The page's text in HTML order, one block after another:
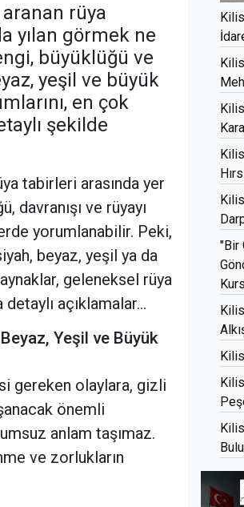
rüya
yılan görmek ne
büyüklüğü ve
yeşil ve büyük
en çok
şekilde
tabirleri arasında yer
davranışı ve rüyayı
yorumlanabilir. Peki,
beyaz, yeşil ya da
geleneksel rüya
açıklamalar...
Yeşil ve Büyük
gereken olaylara, gizli
önemli
anlam taşımaz.
ve zorlukların
"Bir